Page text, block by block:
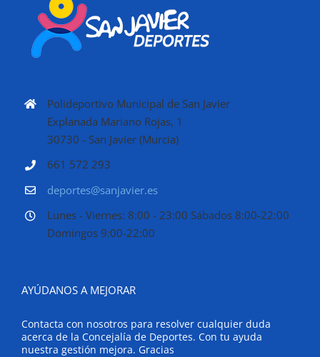
Polideportivo Municipal de San Javier
Explanada Mariano Rojas, 1
30730 - San Javier (Murcia)
661 572 293
deportes@sanjavier.es
Lunes - Viernes: 8:00 - 23:00 Sábados 8:00-22:00
Domingos 9:00-22:00
AYÚDANOS A MEJORAR
Contacta con nosotros para resolver cualquier duda
acerca de la Concejalía de Deportes. Con tu ayuda
nuestra gestión mejora. Gracias